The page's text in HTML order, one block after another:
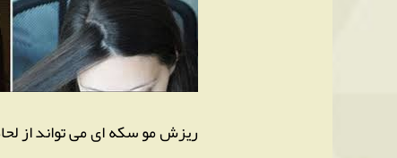
ریزش مو سکه ای می تواند از